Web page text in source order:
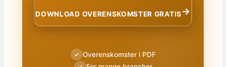
DOWNLOAD OVERENSKOMSTER GRATIS→
✓ Overenskomster i PDF